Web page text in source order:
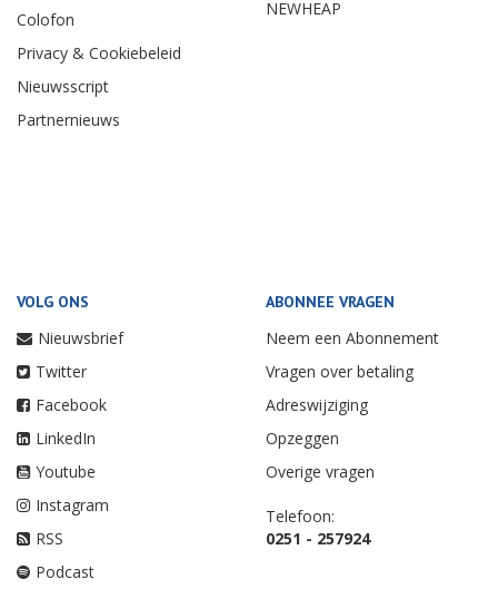
Colofon
Privacy & Cookiebeleid
Nieuwsscript
Partnernieuws
NEWHEAP
VOLG ONS
Nieuwsbrief
Twitter
Facebook
LinkedIn
Youtube
Instagram
RSS
Podcast
ABONNEE VRAGEN
Neem een Abonnement
Vragen over betaling
Adreswijziging
Opzeggen
Overige vragen
Telefoon:
0251 - 257924